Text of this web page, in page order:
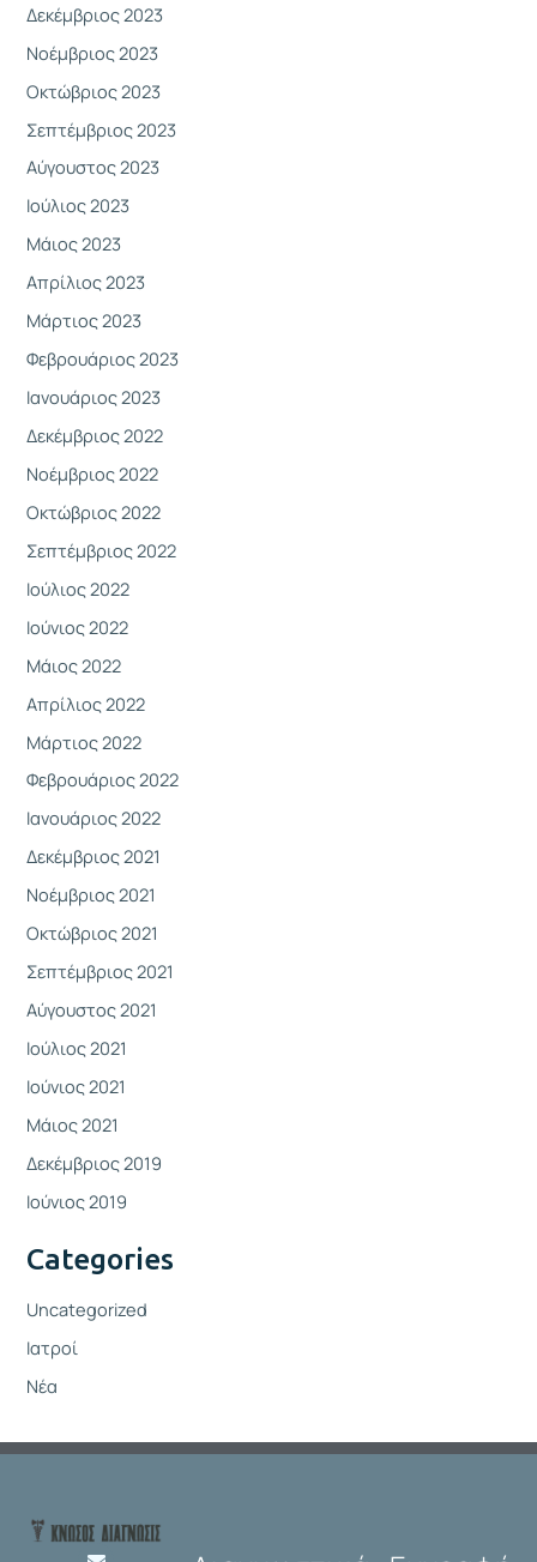
Δεκέμβριος 2023
Νοέμβριος 2023
Οκτώβριος 2023
Σεπτέμβριος 2023
Αύγουστος 2023
Ιούλιος 2023
Μάιος 2023
Απρίλιος 2023
Μάρτιος 2023
Φεβρουάριος 2023
Ιανουάριος 2023
Δεκέμβριος 2022
Νοέμβριος 2022
Οκτώβριος 2022
Σεπτέμβριος 2022
Ιούλιος 2022
Ιούνιος 2022
Μάιος 2022
Απρίλιος 2022
Μάρτιος 2022
Φεβρουάριος 2022
Ιανουάριος 2022
Δεκέμβριος 2021
Νοέμβριος 2021
Οκτώβριος 2021
Σεπτέμβριος 2021
Αύγουστος 2021
Ιούλιος 2021
Ιούνιος 2021
Μάιος 2021
Δεκέμβριος 2019
Ιούνιος 2019
Categories
Uncategorized
Ιατροί
Νέα